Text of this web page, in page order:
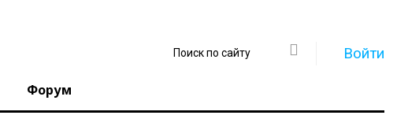
Войти
Форум